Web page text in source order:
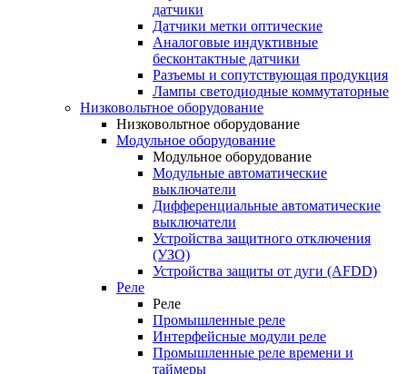
датчики
Датчики метки оптические
Аналоговые индуктивные
бесконтактные датчики
Разъемы и сопутствующая продукция
Лампы светодиодные коммутаторные
Низковольтное оборудование
Низковольтное оборудование
Модульное оборудование
Модульное оборудование
Модульные автоматические
выключатели
Дифференциальные автоматические
выключатели
Устройства защитного отключения
(УЗО)
Устройства защиты от дуги (AFDD)
Реле
Реле
Промышленные реле
Интерфейсные модули реле
Промышленные реле времени и
таймеры